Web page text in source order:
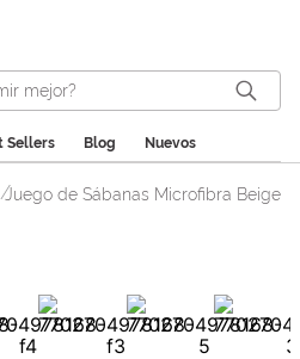
mejor?
Sellers Blog Nuevos
Juego de Sábanas Microfibra Beige